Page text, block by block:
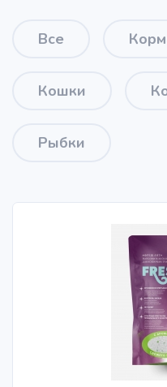
Все
Кошки
Рыбки